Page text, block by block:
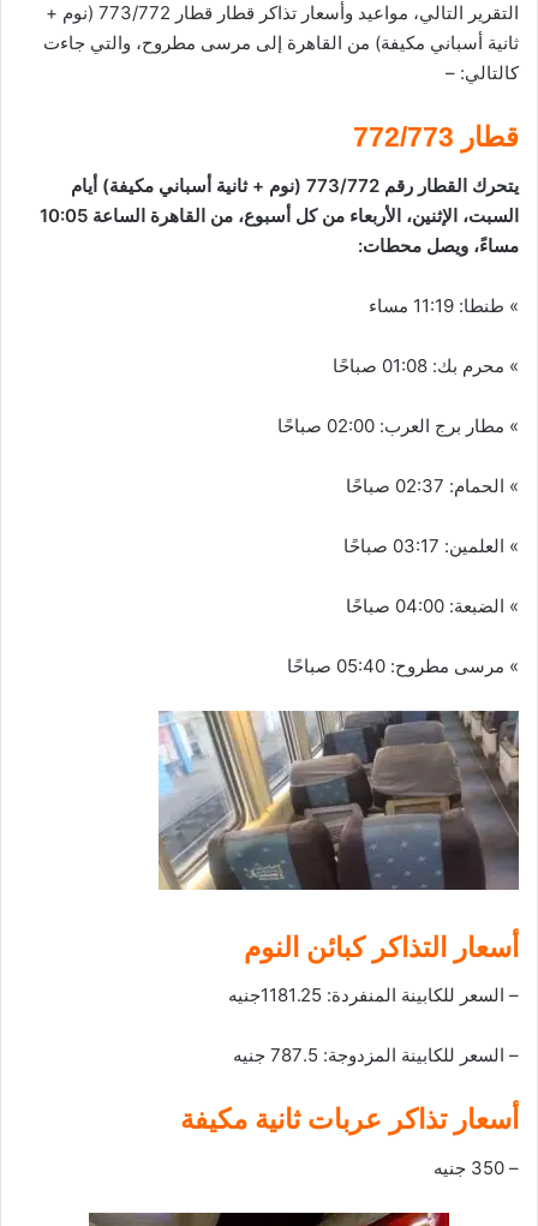
التقرير التالي، مواعيد وأسعار تذاكر قطار قطار 773/772 (نوم +
ثانية أسباني مكيفة) من القاهرة إلى مرسى مطروح، والتي جاءت
كالتالي: –
قطار 772/773
يتحرك القطار رقم 773/772 (نوم + ثانية أسباني مكيفة) أيام
السبت، الإثنين، الأربعاء من كل أسبوع، من القاهرة الساعة 10:05
مساءً، ويصل محطات:
» طنطا: 11:19 مساء
» محرم بك: 01:08 صباحًا
» مطار برج العرب: 02:00 صباحًا
» الحمام: 02:37 صباحًا
» العلمين: 03:17 صباحًا
» الضبعة: 04:00 صباحًا
» مرسى مطروح: 05:40 صباحًا
أسعار التذاكر كبائن النوم
– السعر للكابينة المنفردة: 1181.25جنيه
– السعر للكابينة المزدوجة: 787.5 جنيه
أسعار تذاكر عربات ثانية مكيفة
– 350 جنيه